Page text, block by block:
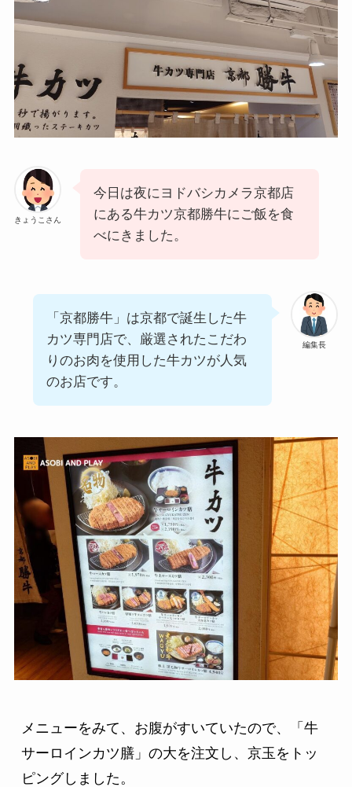
きょうこさん
今日は夜にヨドバシカメラ京都店
にある牛カツ京都勝牛にご飯を食
べにきました。
編集長
「京都勝牛」は京都で誕生した牛
カツ専門店で、厳選されたこだわ
りのお肉を使用した牛カツが人気
のお店です。
メニューをみて、お腹がすいていたので、「牛
サーロインカツ膳」の大を注文し、京玉をトッ
ピングしました。